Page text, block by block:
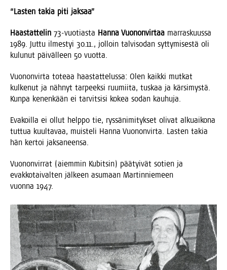
“Las­ten takia piti jaksaa”
Haas­tat­te­lin 73-vuo­tias­ta Han­na Vuo­non­vir­taa mar­ras­kuus­sa
1989. Jut­tu ilmes­tyi 30.11., jol­loin tal­vi­so­dan syt­ty­mi­ses­tä oli
kulu­nut päi­väl­leen 50 vuotta.
Vuo­non­vir­ta tote­aa haas­tat­te­lus­sa: Olen kaik­ki mut­kat
kul­ke­nut ja näh­nyt tar­peek­si ruu­mii­ta, tus­kaa ja kär­si­mys­tä.
Kun­pa kenen­kään ei tar­vit­si­si kokea sodan kauhuja.
Eva­koil­la ei ollut help­po tie, rys­sä­ni­mi­tyk­set oli­vat alkuai­ko­na
tut­tua kuul­ta­vaa, muis­te­li Han­na Vuo­non­vir­ta. Las­ten takia
hän ker­toi jaksaneensa.
Vuo­non­vir­rat (aiem­min Kubit­sin) pää­tyi­vät sotien ja
evak­ko­tai­val­ten jäl­keen asu­maan Mar­tin­nie­meen
vuon­na 1947.